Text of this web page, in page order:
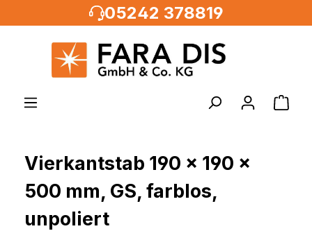
05242 378819
Vierkantstab 190 x 190 x
500 mm, GS, farblos,
unpoliert